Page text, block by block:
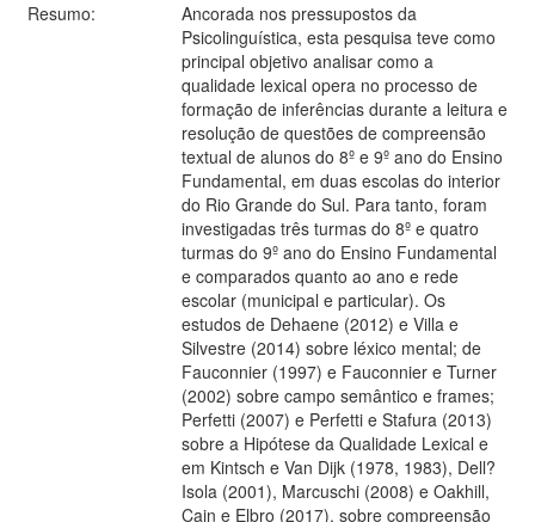
Resumo:
Ancorada nos pressupostos da
Psicolinguística, esta pesquisa teve como
principal objetivo analisar como a
qualidade lexical opera no processo de
formação de inferências durante a leitura e
resolução de questões de compreensão
textual de alunos do 8º e 9º ano do Ensino
Fundamental, em duas escolas do interior
do Rio Grande do Sul. Para tanto, foram
investigadas três turmas do 8º e quatro
turmas do 9º ano do Ensino Fundamental
e comparados quanto ao ano e rede
escolar (municipal e particular). Os
estudos de Dehaene (2012) e Villa e
Silvestre (2014) sobre léxico mental; de
Fauconnier (1997) e Fauconnier e Turner
(2002) sobre campo semântico e frames;
Perfetti (2007) e Perfetti e Stafura (2013)
sobre a Hipótese da Qualidade Lexical e
em Kintsch e Van Dijk (1978, 1983), Dell?
Isola (2001), Marcuschi (2008) e Oakhill,
Cain e Elbro (2017), sobre compreensão